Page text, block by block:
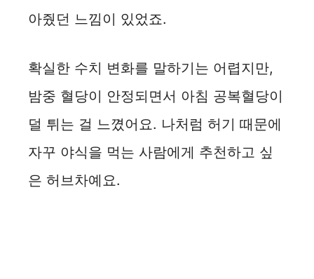
아줬던 느낌이 있었죠.
확실한 수치 변화를 말하기는 어렵지만,
밤중 혈당이 안정되면서 아침 공복혈당이
덜 튀는 걸 느꼈어요. 나처럼 허기 때문에
자꾸 야식을 먹는 사람에게 추천하고 싶
은 허브차예요.